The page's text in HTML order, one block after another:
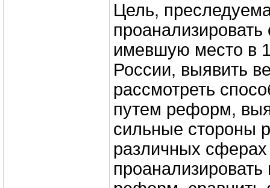
Цель,
имевшую место в
России, выявить
рассмотреть
путем реформ,
сильные стороны
различных
проанализировать